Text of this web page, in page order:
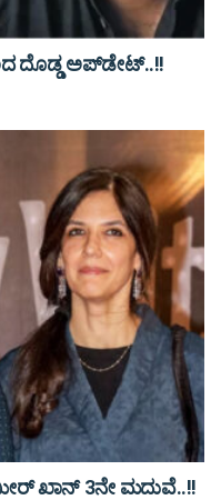
ದೊಡ್ಡ ಅಪ್​​ಡೇಟ್..!!
ಖಾನ್ 3ನೇ ಮದುವೆ..!!